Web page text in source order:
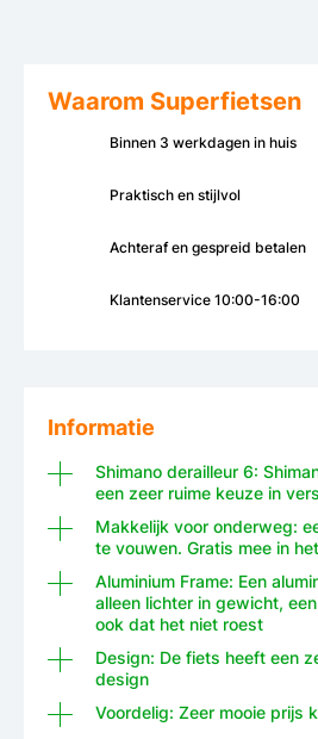
Waarom Superfietsen
Binnen 3 werkdagen in huis
Praktisch en stijlvol
Achteraf en gespreid betalen
Klantenservice 10:00-16:00
Informatie
Shimano derailleur 6:
een zeer ruime keuze in
Makkelijk voor onderweg:
te vouwen. Gratis mee in
Aluminium Frame: Een
alleen lichter in gewicht,
ook dat het niet roest
Design: De fiets heeft een
design
Voordelig: Zeer mooie prijs